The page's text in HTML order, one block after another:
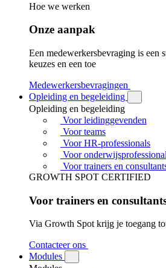
Hoe we werken
Onze aanpak
Een medewerkersbevraging is een
keuzes en een toe
Medewerkersbevragingen
Opleiding en begeleiding
Opleiding en begeleiding
Voor leidinggevenden
Voor teams
Voor HR-professionals
Voor
Voor trainers en
GROWTH SPOT CERTIFIED
Voor trainers en
Via Growth Spot krijg je toegang
Contacteer ons
Modules